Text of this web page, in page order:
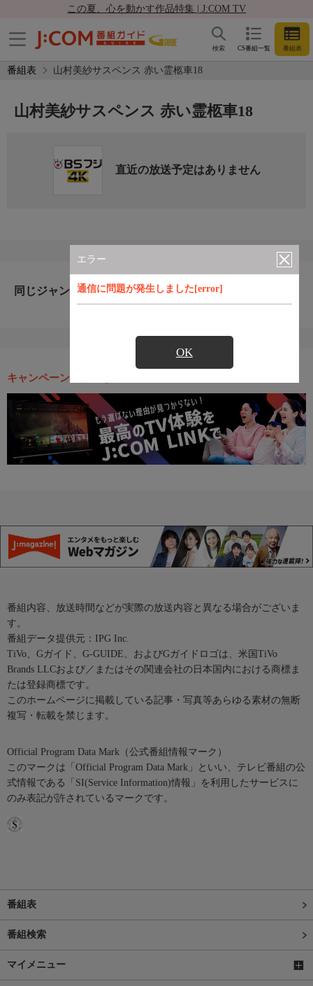
この夏、心を動かす作品特集 | J:COM TV
CS番組一覧 番組表
検索
番組表 山村美紗サスペンス 赤い霊柩車18
エラー
通信に問題が発生しました[error]
OK
山村美紗サスペンス 赤い霊柩車18
直近の放送予定はありません
同じジャンルのおすすめ番組
キャンペーン・お得な情報
番組内容、放送時間などが実際の放送内容と異なる場合がございま
す。
番組データ提供元：IPG Inc.
TiVo、Gガイド、G-GUIDE、およびGガイドロゴは、米国TiVo
Brands LLCおよび／またはその関連会社の日本国内における商標ま
たは登録商標です。
このホームページに掲載している記事・写真等あらゆる素材の無断
複写・転載を禁じます。
Official Program Data Mark（公式番組情報マーク）
このマークは「Official Program Data Mark」といい、テレビ番組の公
式情報である「SI(Service Information)情報」を利用したサービスに
のみ表記が許されているマークです。
番組表
番組検索
マイメニュー